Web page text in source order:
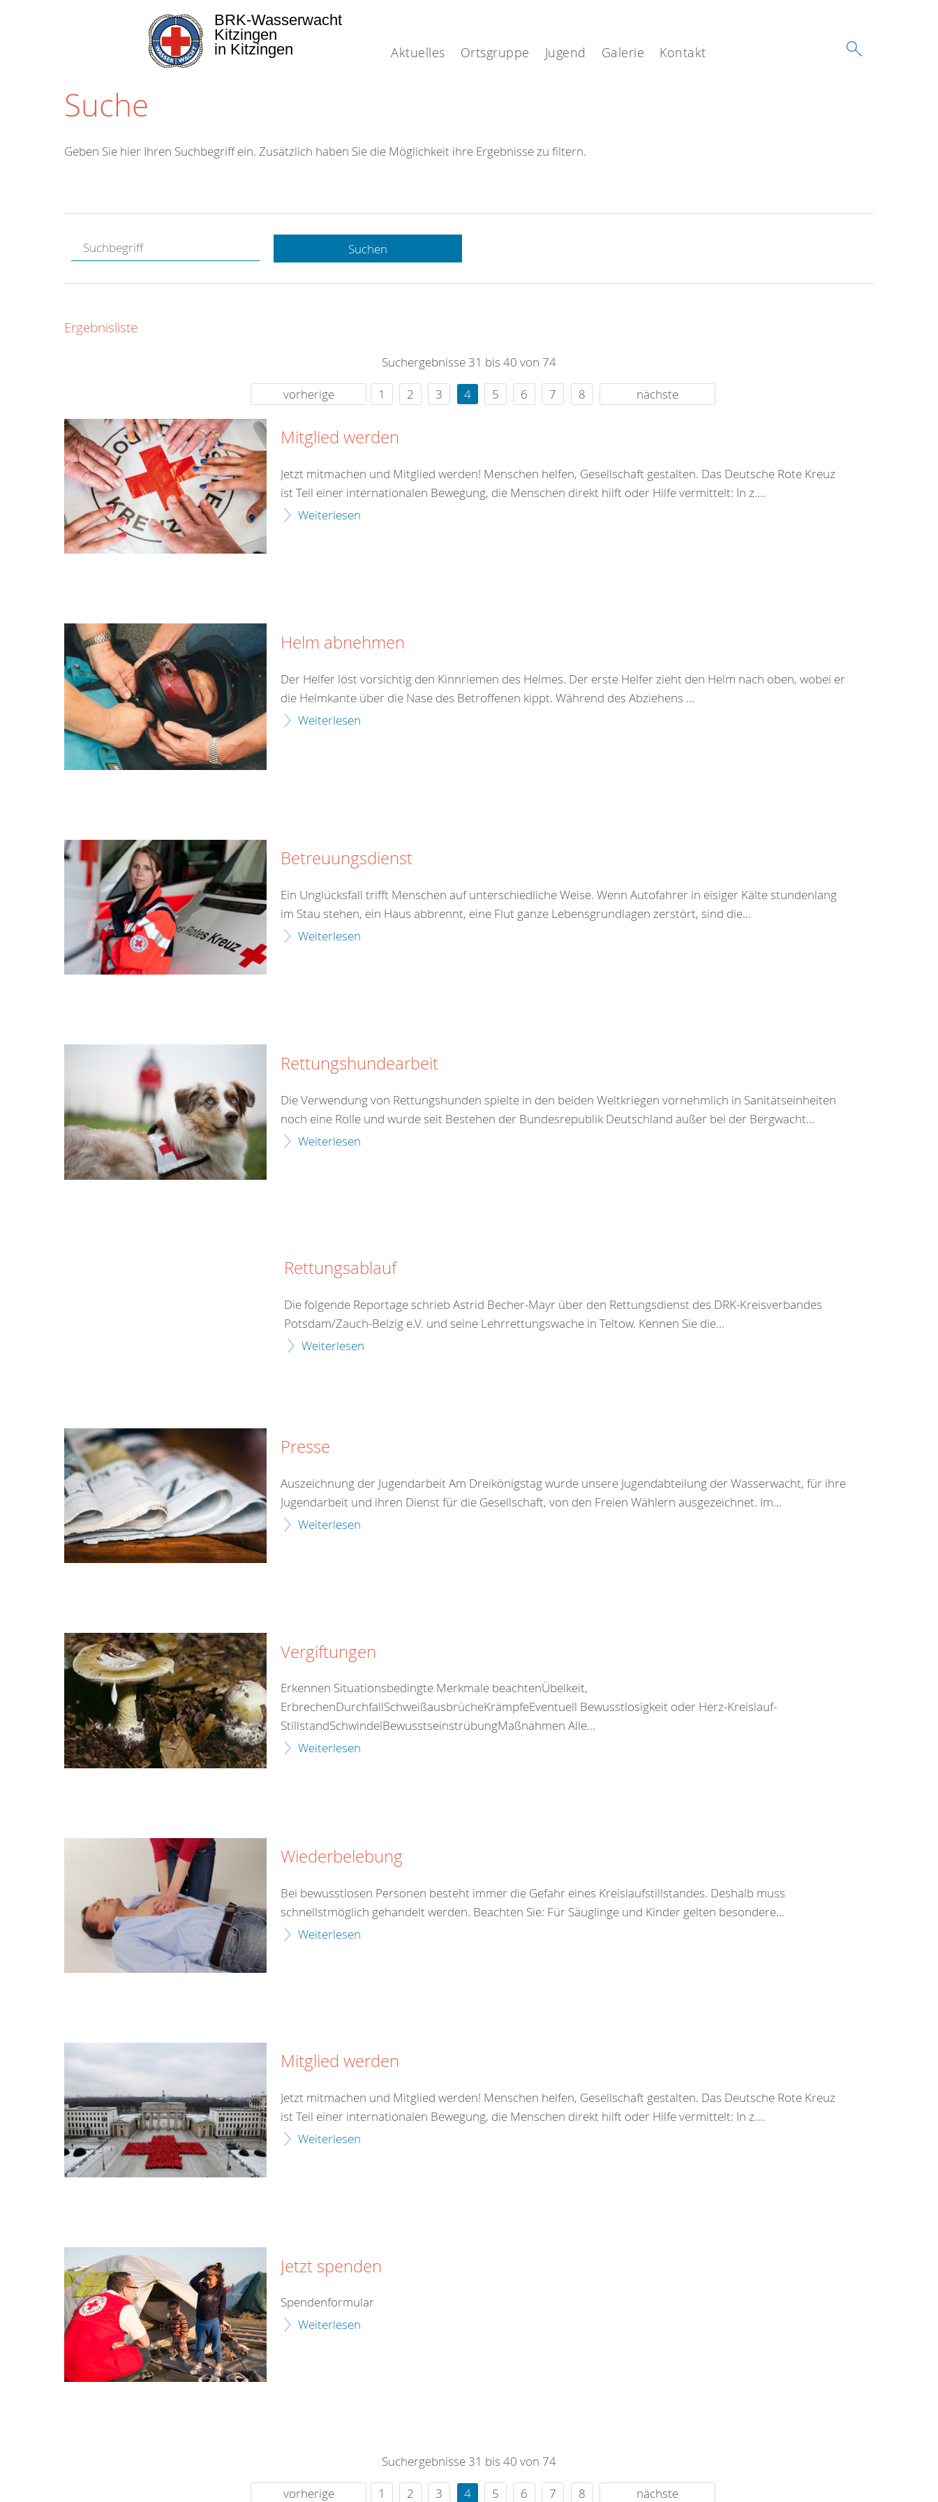
Aktuelles Ortsgruppe Jugend Galerie Kontakt
BRK-Wasserwacht
Kitzingen
in Kitzingen
Suche
Hotline.
gerne.
rund um die Uhr
Geben Sie hier Ihren Suchbegriff ein. Zusätzlich haben Sie die Möglichkeit ihre Ergebnisse zu filtern.
Suchen
Ergebnisliste
Suchergebnisse 31 bis 40 von 74
vorherige
1 2 3 4 5 6 7 8 nächste
Mitglied werden
Jetzt mitmachen und Mitglied werden! Menschen helfen, Gesellschaft gestalten. Das Deutsche Rote Kreuz
ist Teil einer internationalen Bewegung, die Menschen direkt hilft oder Hilfe vermittelt: In z....
Weiterlesen
Helm abnehmen
Der Helfer löst vorsichtig den Kinnriemen des Helmes. Der erste Helfer zieht den Helm nach oben, wobei er
die Helmkante über die Nase des Betroffenen kippt. Während des Abziehens ...
Weiterlesen
Betreuungsdienst
Ein Unglücksfall trifft Menschen auf unterschiedliche Weise. Wenn Autofahrer in eisiger Kälte stundenlang
im Stau stehen, ein Haus abbrennt, eine Flut ganze Lebensgrundlagen zerstört, sind die...
Weiterlesen
Rettungshundearbeit
Die Verwendung von Rettungshunden spielte in den beiden Weltkriegen vornehmlich in Sanitätseinheiten
noch eine Rolle und wurde seit Bestehen der Bundesrepublik Deutschland außer bei der Bergwacht...
Weiterlesen
Rettungsablauf
Die folgende Reportage schrieb Astrid Becher-Mayr über den Rettungsdienst des DRK-Kreisverbandes
Potsdam/Zauch-Belzig e.V. und seine Lehrrettungswache in Teltow. Kennen Sie die...
Weiterlesen
Presse
Auszeichnung der Jugendarbeit Am Dreikönigstag wurde unsere Jugendabteilung der Wasserwacht, für ihre
Jugendarbeit und ihren Dienst für die Gesellschaft, von den Freien Wählern ausgezeichnet. Im...
Weiterlesen
Vergiftungen
Erkennen Situationsbedingte Merkmale beachtenÜbelkeit,
ErbrechenDurchfallSchweißausbrücheKrämpfeEventuell Bewusstlosigkeit oder Herz-Kreislauf-
StillstandSchwindelBewusstseinstrübungMaßnahmen Alle...
Weiterlesen
Wiederbelebung
Bei bewusstlosen Personen besteht immer die Gefahr eines Kreislaufstillstandes. Deshalb muss
schnellstmöglich gehandelt werden. Beachten Sie: Für Säuglinge und Kinder gelten besondere...
Weiterlesen
Mitglied werden
Jetzt mitmachen und Mitglied werden! Menschen helfen, Gesellschaft gestalten. Das Deutsche Rote Kreuz
ist Teil einer internationalen Bewegung, die Menschen direkt hilft oder Hilfe vermittelt: In z....
Weiterlesen
Jetzt spenden
Spendenformular
Weiterlesen
Suchergebnisse 31 bis 40 von 74
vorherige
1 2 3 4 5 6 7 8 nächste